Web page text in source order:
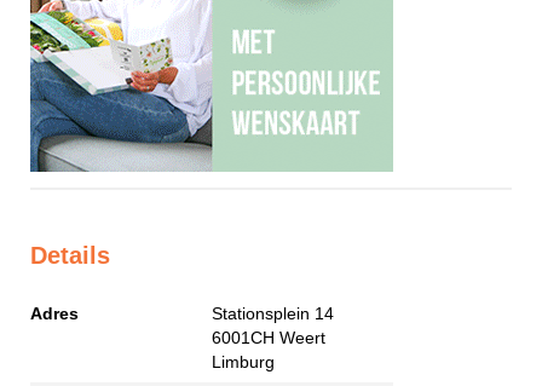
Details
Adres
Stationsplein 14
6001CH Weert
Limburg